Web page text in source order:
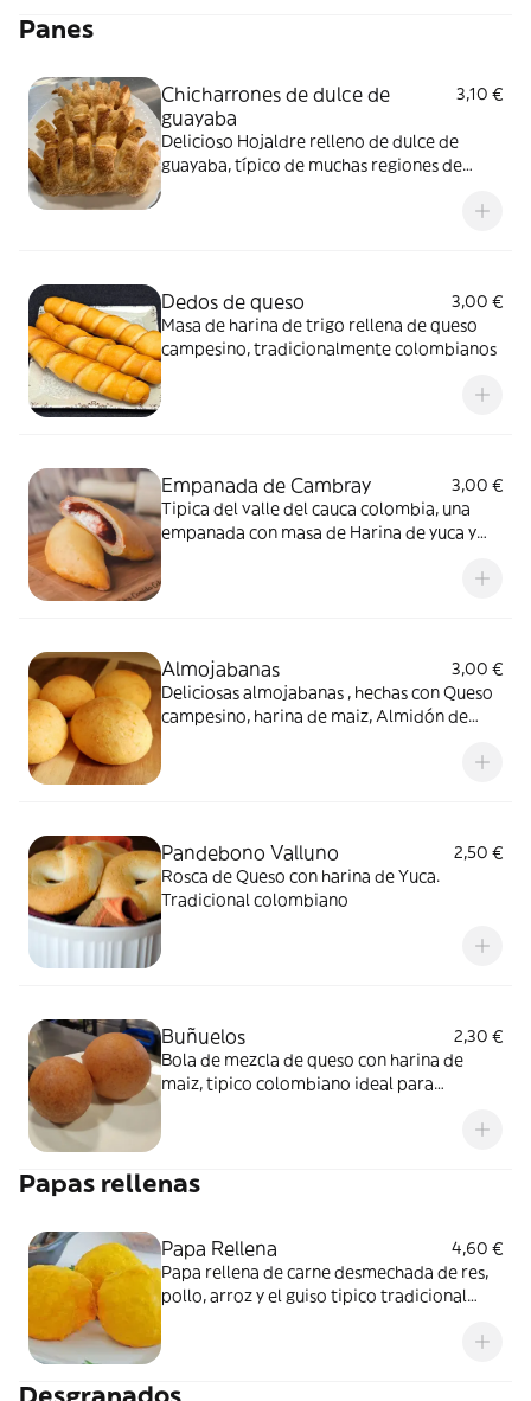
Panes
Chicharrones de dulce de
guayaba
3,10 €
Delicioso Hojaldre relleno de dulce de
guayaba, típico de muchas regiones de
Dedos de queso
3,00 €
Masa de harina de trigo rellena de queso
campesino, tradicionalmente colombianos
Empanada de Cambray
3,00 €
Tipica del valle del cauca colombia, una
empanada con masa de Harina de yuca y
Almojabanas
3,00 €
Deliciosas almojabanas , hechas con Queso
campesino, harina de maiz, Almidón de
Pandebono Valluno
2,50 €
Rosca de Queso con harina de Yuca.
Tradicional colombiano
Buñuelos
2,30 €
Bola de mezcla de queso con harina de
maiz, tipico colombiano ideal para
Papas rellenas
Papa Rellena
4,60 €
Papa rellena de carne desmechada de res,
pollo, arroz y el guiso tipico tradicional